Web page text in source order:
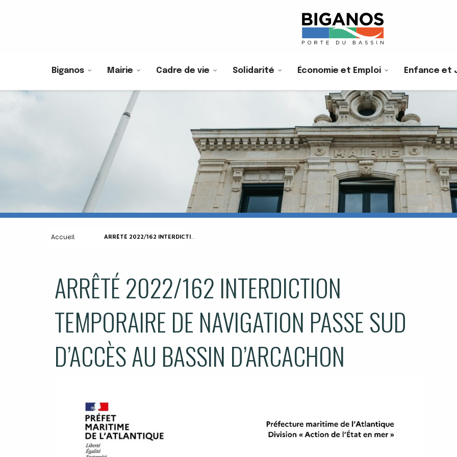
Biganos Mairie Cadre de vie Solidarité Économie et Emploi Enfance et
Accueil ARRÊTÉ 2022/162 INTERDICTION TEMPORAIRE DE NAVIGATION PASSE SUD D’ACCÈS AU BASSIN D’ARCACHON
ARRÊTÉ 2022/162 INTERDICTION
TEMPORAIRE DE NAVIGATION PASSE SUD
D’ACCÈS AU BASSIN D’ARCACHON